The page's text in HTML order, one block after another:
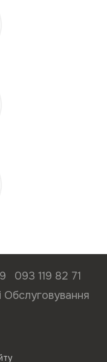
093 119 82 71